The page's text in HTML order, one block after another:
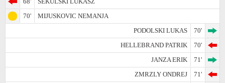
70'
MIJUSKOVIC NEMANJA
PODOLSKI LUKAS
70'
HELLEBRAND PATRIK
70'
JANZA ERIK
71'
ZMRZLY ONDREJ
71'